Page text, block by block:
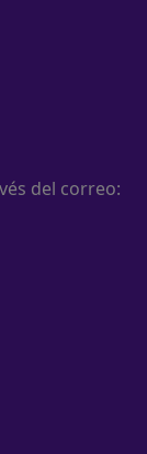
del correo: